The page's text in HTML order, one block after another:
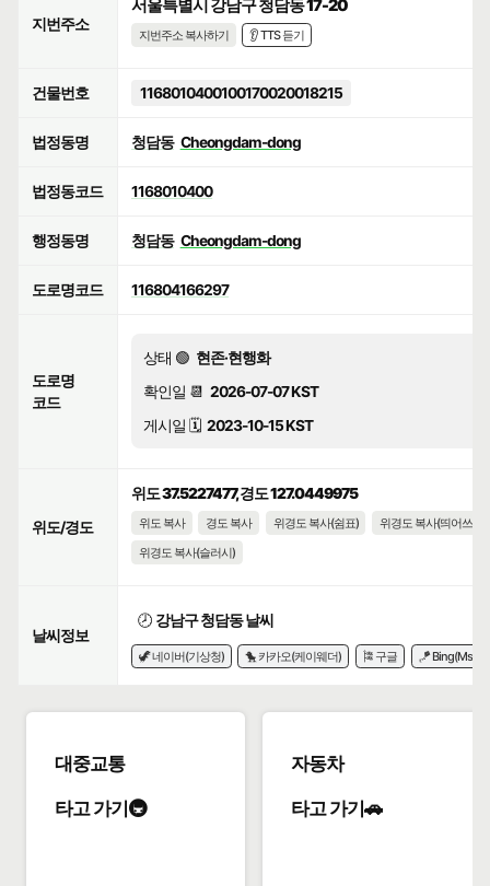
지번주소
서울특별시 강남구 청담동 17-20
지번주소 복사하기 👂 TTS 듣기
건물번호 1168010400100170020018215
법정동명 청담동 Cheongdam-dong
법정동코드 1168010400
행정동명 청담동 Cheongdam-dong
도로명코드 116804166297
도로명
코드
상태 🟢 현존·현행화
확인일 📆 2026-07-07 KST
게시일 🗓️ 2023-10-15 KST
위도/경도
위도 37.5227477, 경도 127.0449975
위도 복사 경도 복사 위경도 복사(쉼표)
위경도 복사(띄어쓰기)
위경도 복사(슬러시)
날씨정보
🕗 강남구 청담동 날씨
🦖 네이버(기상청) 🐤 카카오(케이웨더) 🎏 구글 🪁 Bing(Msn)
대중교통
타고 가기🚇
자동차
타고 가기🚗